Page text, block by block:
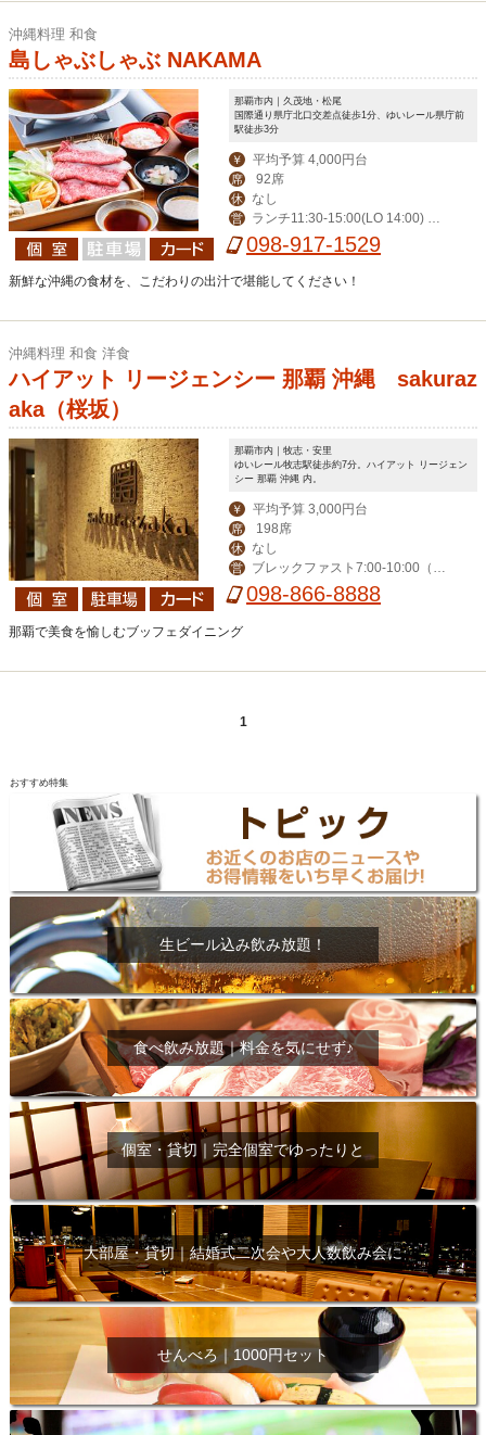
沖縄料理 和食
島しゃぶしゃぶ NAKAMA
那覇市内｜久茂地・松尾
国際通り県庁北口交差点徒歩1分、ゆいレール県庁前
駅徒歩3分
￥ 平均予算 4,000円台
席 92席
休 なし
営
ランチ11:30-15:00(LO 14:00) デ
ィナー17:00-24:00(LO 23:00)
098-917-1529
新鮮な沖縄の食材を、こだわりの出汁で堪能してください！
沖縄料理 和食 洋食
ハイアット リージェンシー 那覇 沖縄 sakuraz
aka（桜坂）
那覇市内｜牧志・安里
ゆいレール牧志駅徒歩約7分。ハイアット リージェン
シー 那覇 沖縄 内。
￥ 平均予算 3,000円台
席 198席
休 なし
営
ブレックファスト7:00-10:00（ラ
ストイン10:00）,ランチ11:30-15:00
098-866-8888
那覇で美食を愉しむブッフェダイニング
1
おすすめ特集
生ビール込み飲み放題！
食べ飲み放題｜料金を気にせず♪
個室・貸切｜完全個室でゆったりと
大部屋・貸切｜結婚式二次会や大人数飲み会に
せんべろ｜1000円セット